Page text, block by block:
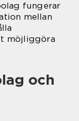
fungerar
mellan
möjliggöra
och